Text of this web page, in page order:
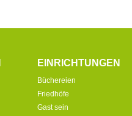
EINRICHTUNGEN
Büchereien
Friedhöfe
Gast sein